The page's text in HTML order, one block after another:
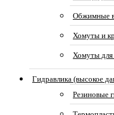
Обжимные
Хомуты и
Хомуты для
Гидравлика (высокое
Резиновые